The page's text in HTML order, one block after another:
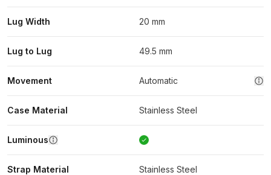
Lug Width 20 mm
Lug to Lug 49.5 mm
Movement Automatic
Case Material Stainless Steel
Luminous
Strap Material Stainless Steel